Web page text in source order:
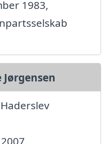
1983,
Jørgensen